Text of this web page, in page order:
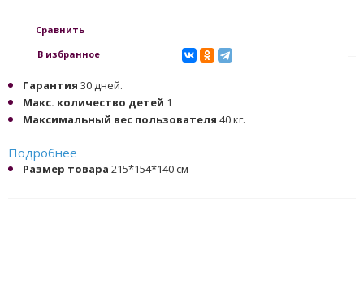
Сравнить
В избранное
Гарантия 30 дней.
Макс. количество детей 1
Максимальный вес пользователя 40 кг.
Подробнее
Размер товара 215*154*140 cм